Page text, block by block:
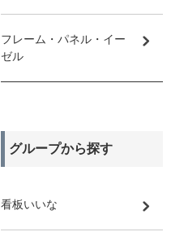
フレーム・パネル・イー
ゼル
グループから探す
看板いいな